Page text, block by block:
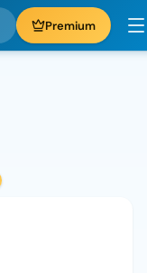
Premium